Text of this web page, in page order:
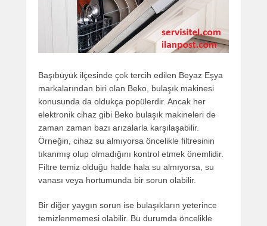
Başıbüyük ilçesinde çok tercih edilen Beyaz Eşya
markalarından biri olan Beko, bulaşık makinesi
konusunda da oldukça popülerdir. Ancak her
elektronik cihaz gibi Beko bulaşık makineleri de
zaman zaman bazı arızalarla karşılaşabilir.
Örneğin, cihaz su almıyorsa öncelikle filtresinin
tıkanmış olup olmadığını kontrol etmek önemlidir.
Filtre temiz olduğu halde hala su almıyorsa, su
vanası veya hortumunda bir sorun olabilir.
Bir diğer yaygın sorun ise bulaşıkların yeterince
temizlenmemesi olabilir. Bu durumda öncelikle